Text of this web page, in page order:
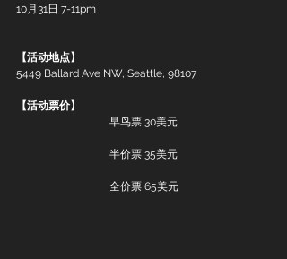
10月31日 7-11pm
【活动地点】
5449 Ballard Ave NW, Seattle, 98107
【活动票价】
早鸟票 30美元
半价票 35美元
全价票 65美元